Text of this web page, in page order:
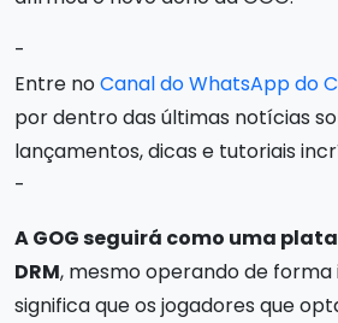
-
Entre noCanal do WhatsApp do
por dentro das últimas notícias
lançamentos, dicas e tutoriais
-
A GOG seguirá como uma
DRM, mesmo operando de forma
significa que os jogadores que